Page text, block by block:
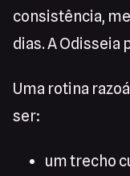
consistência,
dias. A Odisseia
Uma rotina
ser:
um trecho